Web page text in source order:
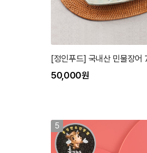
[정인푸드] 국내산 민물장어
50,000원
5